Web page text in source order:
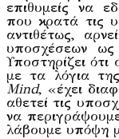
επιθυμείς να
που κρατά τις
αντιθέτως,
υποσχέσεων ως
Υποστηρίζει
με τα λόγια
Mind, «έχει
αθετεί τις
να
λάβουμε υπόψη